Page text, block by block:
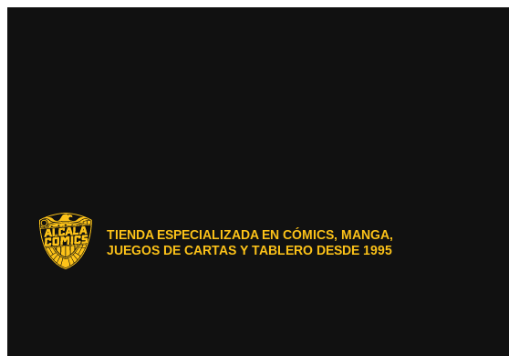
TIENDA ESPECIALIZADA EN CÓMICS, MANGA,
JUEGOS DE CARTAS Y TABLERO DESDE 1995